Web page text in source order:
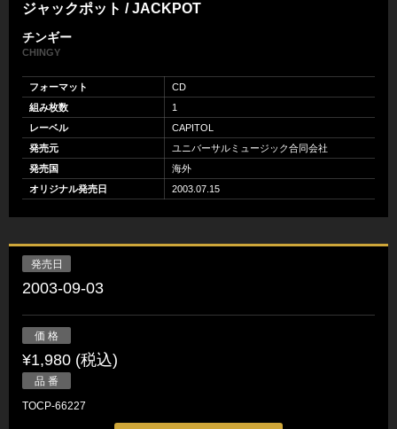
ジャックポット / JACKPOT
チンギー
CHINGY
フォーマット
CD
組み枚数
1
レーベル
CAPITOL
発売元
ユニバーサルミュージック合同会社
発売国
海外
オリジナル発売日
2003.07.15
発売日
2003-09-03
価 格
¥1,980 (税込)
品 番
TOCP-66227